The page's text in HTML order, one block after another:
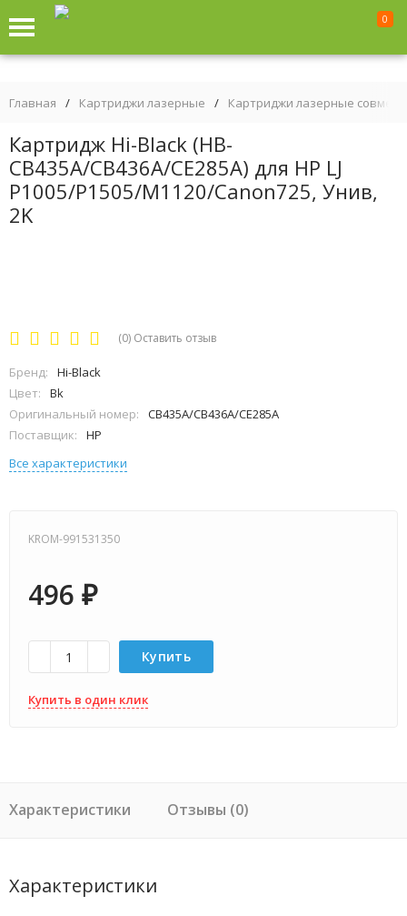
0
Главная / Картриджи лазерные / Картриджи лазерные
Картридж Hi-Black (HB-
CB435A/CB436A/CE285A) для HP LJ
P1005/P1505/M1120/Canon725, Унив,
2K
(0) Оставить отзыв
Бренд:
Hi-Black
Цвет:
Bk
Оригинальный номер:
CB435A/CB436A/CE285A
Поставщик:
HP
Все характеристики
KROM-991531350
496 ₽
Купить
Купить в один клик
Характеристики Отзывы (0)
Характеристики